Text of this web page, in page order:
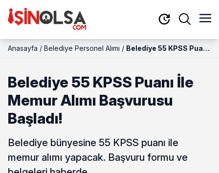
Anasayfa / Belediye Personel Alımı / Belediye 55 KPSS Puanı
Belediye 55 KPSS Puanı İle
Memur Alımı Başvurusu
Başladı!
Belediye bünyesine 55 KPSS puanı ile
memur alımı yapacak. Başvuru formu ve